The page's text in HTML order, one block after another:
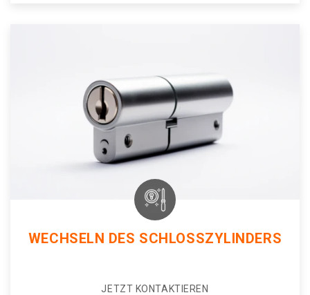
WECHSELN DES SCHLOSSZYLINDERS
JETZT KONTAKTIEREN